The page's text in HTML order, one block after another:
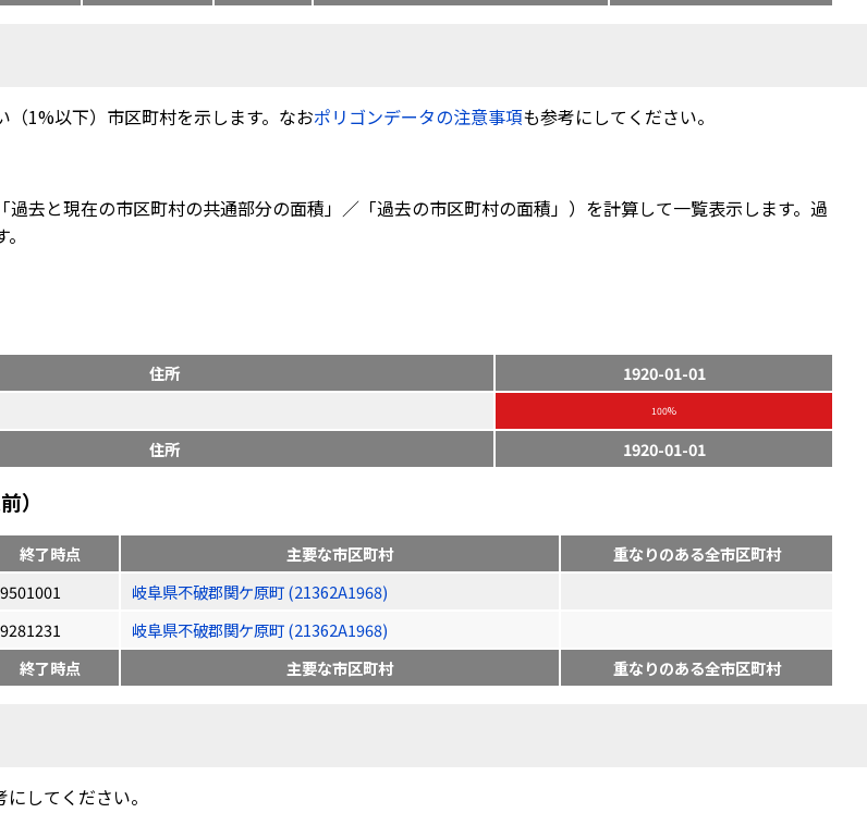
1%以下）市区町村を示します。なおポリゴンデータの注意事項も参考にしてください。
去と現在の市区町村の共通部分の面積」／「過去の市区町村の面積」）を計算して一覧表示します。過
住所
1920-01-01
100%
住所 1920-01-01
）
終了時点 主要な市区町村
重なりのある全市区町村
岐阜県不破郡関ケ原町 (21362A1968)
岐阜県不破郡関ケ原町 (21362A1968)
終了時点 主要な市区町村 重なりのある全市区町村
にしてください。